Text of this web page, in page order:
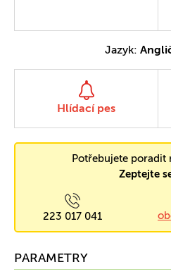
Jazyk:
Hlídací pes
Potřebujete poradit
Zeptejte
223 017 041
PARAMETRY